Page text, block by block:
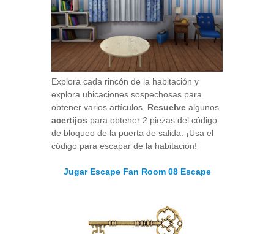
Explora cada rincón de la habitación y
explora ubicaciones sospechosas para
obtener varios artículos. Resuelve algunos
acertijos para obtener 2 piezas del código
de bloqueo de la puerta de salida. ¡Usa el
código para escapar de la habitación!
Jugar Escape Fan Room 08 Escape